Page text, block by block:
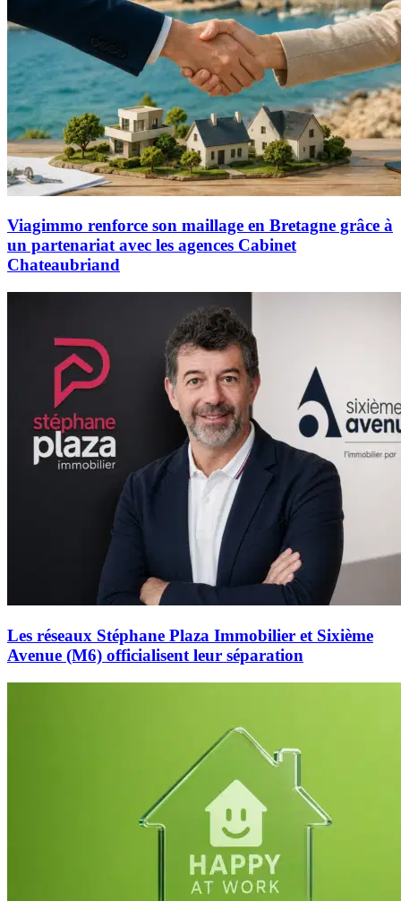
Viagimmo renforce son maillage en Bretagne grâce à
un partenariat avec les agences Cabinet
Chateaubriand
Les réseaux Stéphane Plaza Immobilier et Sixième
Avenue (M6) officialisent leur séparation